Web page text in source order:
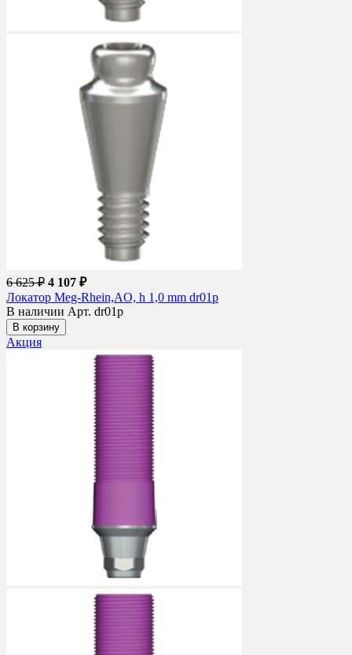
6 625 ₽ 4 107 ₽
Локатор Meg-Rhein,AO, h 1,0 mm dr01p
В наличии Арт. dr01p
В корзину
Акция